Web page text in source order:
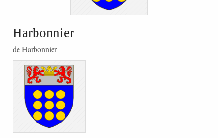
Harbonnier
de Harbonnier